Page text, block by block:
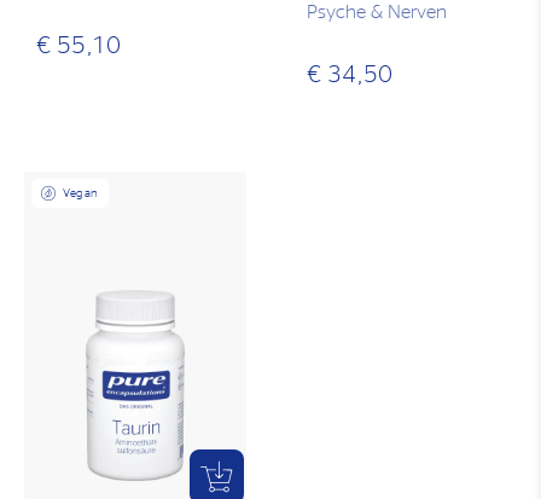
€ 55,10
Psyche & Nerven
€ 34,50
Vegan